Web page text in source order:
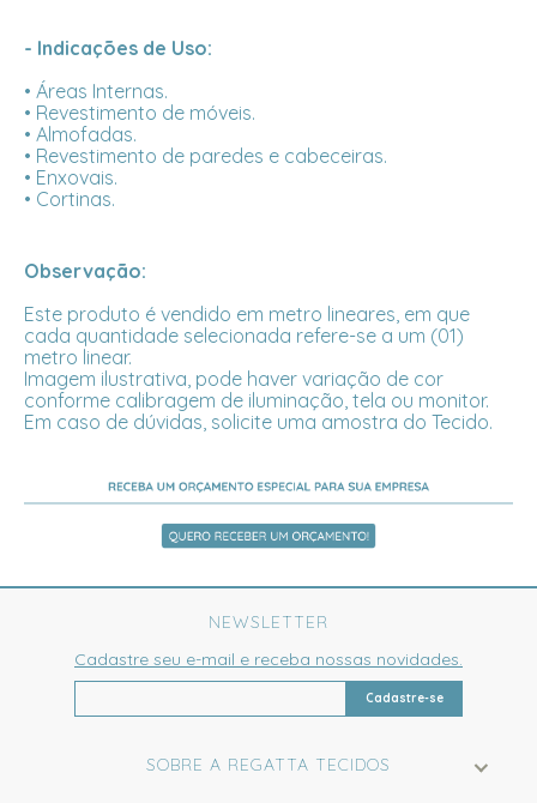
- Indicações de Uso:
• Áreas Internas.
• Revestimento de móveis.
• Almofadas.
• Revestimento de paredes e cabeceiras.
• Enxovais.
• Cortinas.
Observação:
Este produto é vendido em metro lineares, em que
cada quantidade selecionada refere-se a um (01)
metro linear.
Imagem ilustrativa, pode haver variação de cor
conforme calibragem de iluminação, tela ou monitor.
Em caso de dúvidas, solicite uma amostra do Tecido.
SOBRE A REGATTA TECIDOS
NEWSLETTER
Cadastre seu e-mail e receba nossas novidades.
Cadastre-se